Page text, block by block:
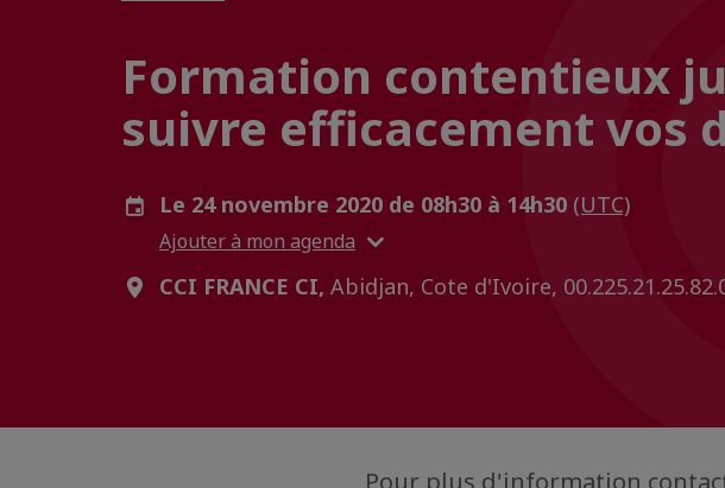
Formation contentieux
suivre efficacement vos
Le 24 novembre 2020 de 08h30 à 14h30 (UTC)
Ajouter à mon agenda
CCI FRANCE CI, Abidjan, Cote d'Ivoire,